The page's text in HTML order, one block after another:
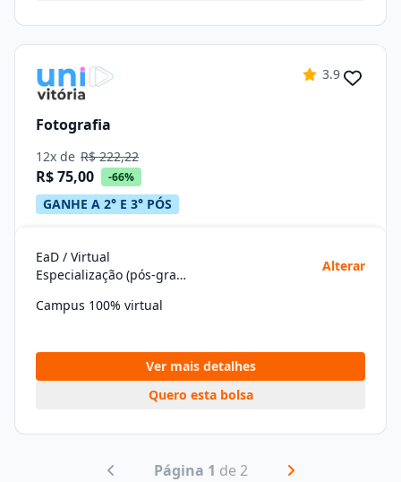
3.9
Fotografia
12x de R$ 222,22
R$ 75,00 -66%
GANHE A 2° E 3° PÓS
EaD / Virtual
Especialização (pós-graduação)
Alterar
Campus 100% virtual
Ver mais detalhes
Quero esta bolsa
Página 1 de 2